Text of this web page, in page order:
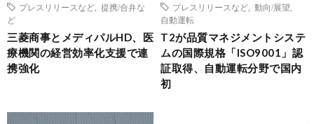
プレスリリースなど
提携/合弁な
ど
三菱商事とメディパルHD、医
療機関の経営効率化支援で連
携強化
プレスリリースなど
動向/展望
自動運転
T2が品質マネジメントシステ
ムの国際規格「ISO9001」認
証取得、自動運転分野で国内
初